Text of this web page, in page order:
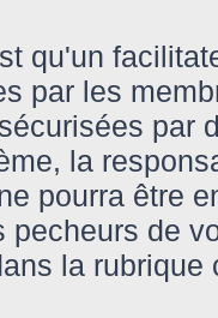
qu'un
par les
par
la
pourra être
pecheurs de
la rubrique